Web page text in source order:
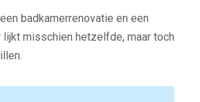
badkamerrenovatie en een
lijkt misschien hetzelfde, maar toch